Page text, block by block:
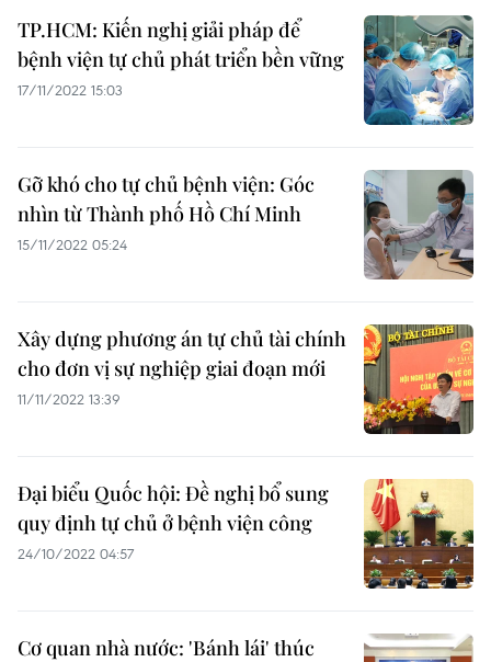
TP.HCM: Kiến nghị giải pháp để
bệnh viện tự chủ phát triển bền vững
17/11/2022 15:03
Gỡ khó cho tự chủ bệnh viện: Góc
nhìn từ Thành phố Hồ Chí Minh
15/11/2022 05:24
Xây dựng phương án tự chủ tài chính
cho đơn vị sự nghiệp giai đoạn mới
11/11/2022 13:39
Đại biểu Quốc hội: Đề nghị bổ sung
quy định tự chủ ở bệnh viện công
24/10/2022 04:57
Cơ quan nhà nước: 'Bánh lái' thúc